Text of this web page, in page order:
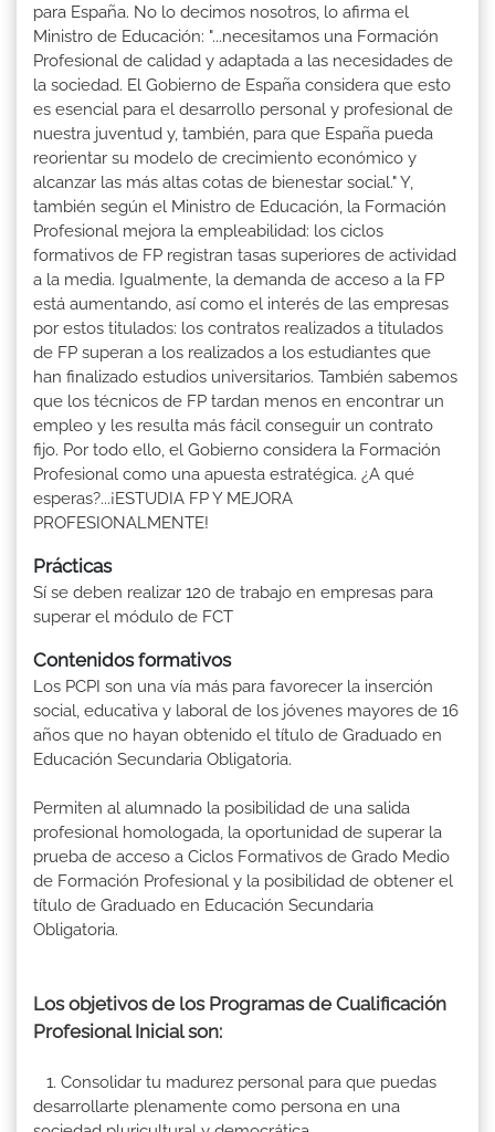
para España. No lo decimos nosotros, lo afirma el
Ministro de Educación: "...necesitamos una Formación
Profesional de calidad y adaptada a las necesidades de
la sociedad. El Gobierno de España considera que esto
es esencial para el desarrollo personal y profesional de
nuestra juventud y, también, para que España pueda
reorientar su modelo de crecimiento económico y
alcanzar las más altas cotas de bienestar social." Y,
también según el Ministro de Educación, la Formación
Profesional mejora la empleabilidad: los ciclos
formativos de FP registran tasas superiores de actividad
a la media. Igualmente, la demanda de acceso a la FP
está aumentando, así como el interés de las empresas
por estos titulados: los contratos realizados a titulados
de FP superan a los realizados a los estudiantes que
han finalizado estudios universitarios. También sabemos
que los técnicos de FP tardan menos en encontrar un
empleo y les resulta más fácil conseguir un contrato
fijo. Por todo ello, el Gobierno considera la Formación
Profesional como una apuesta estratégica. ¿A qué
esperas?...¡ESTUDIA FP Y MEJORA
PROFESIONALMENTE!
Prácticas
Sí se deben realizar 120 de trabajo en empresas para
superar el módulo de FCT
Contenidos formativos
Los PCPI son una vía más para favorecer la inserción
social, educativa y laboral de los jóvenes mayores de 16
años que no hayan obtenido el título de Graduado en
Educación Secundaria Obligatoria.
Permiten al alumnado la posibilidad de una salida
profesional homologada, la oportunidad de superar la
prueba de acceso a Ciclos Formativos de Grado Medio
de Formación Profesional y la posibilidad de obtener el
título de Graduado en Educación Secundaria
Obligatoria.
Los objetivos de los Programas de Cualificación
Profesional Inicial son:
1. Consolidar tu madurez personal para que puedas
desarrollarte plenamente como persona en una